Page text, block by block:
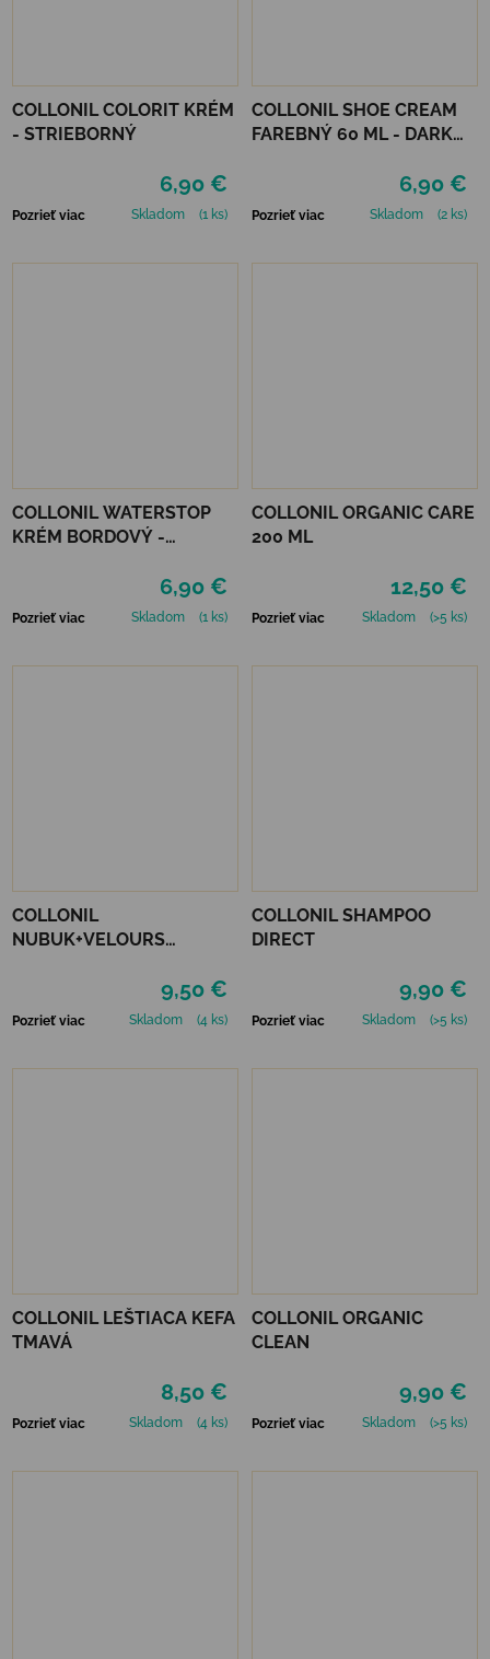
COLLONIL COLORIT KRÉM
- STRIEBORNÝ
6,90 €
Pozrieť viac Skladom (1 ks)
COLLONIL SHOE CREAM
FAREBNÝ 60 ML - DARK
6,90 €
Pozrieť viac Skladom (2 ks)
COLLONIL WATERSTOP
KRÉM BORDOVÝ -
6,90 €
Pozrieť viac Skladom (1 ks)
COLLONIL ORGANIC CARE
200 ML
12,50 €
Pozrieť viac Skladom (>5 ks)
COLLONIL
NUBUK+VELOURS
9,50 €
Pozrieť viac Skladom (4 ks)
COLLONIL SHAMPOO
DIRECT
9,90 €
Pozrieť viac Skladom (>5 ks)
COLLONIL LEŠTIACA KEFA
TMAVÁ
8,50 €
Pozrieť viac Skladom (4 ks)
COLLONIL ORGANIC
CLEAN
9,90 €
Pozrieť viac Skladom (>5 ks)